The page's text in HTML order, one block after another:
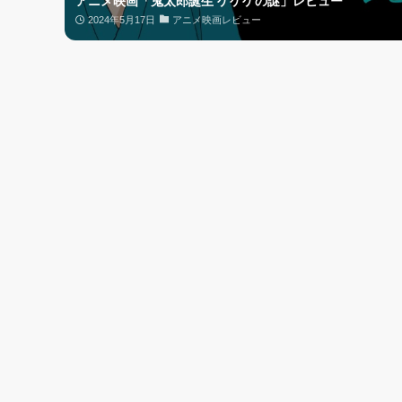
2024年5月17日 アニメ映画レビュー